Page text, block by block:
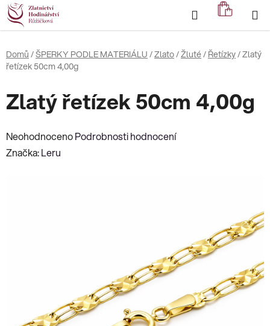
Přejít
na
obsah
Hledat
KOŠÍK
Domů /ŠPERKY PODLE MATERIÁLU /Zlato/Žluté/ Řetízky/Zlatý
řetízek 50cm 4,00g
Zlatý řetízek 50cm 4,00g
Průměrné
hodnocení
NeohodnocenoPodrobnosti hodnocení
Značka:Leru